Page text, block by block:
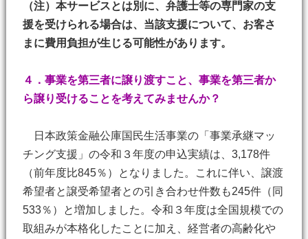
（注）本サービスとは別に、弁護士等の専門家の支
援を受けられる場合は、当該支援について、お客さ
まに費用負担が生じる可能性があります。
４．事業を第三者に譲り渡すこと、事業を第三者か
ら譲り受けることを考えてみませんか？
日本政策金融公庫国民生活事業の「事業承継マッ
チング支援」の令和３年度の申込実績は、3,178件
（前年度比845％）となりました。これに伴い、譲渡
希望者と譲受希望者との引き合わせ件数も245件（同
533％）と増加しました。令和３年度は全国規模での
取組みが本格化したことに加え、経営者の高齢化や